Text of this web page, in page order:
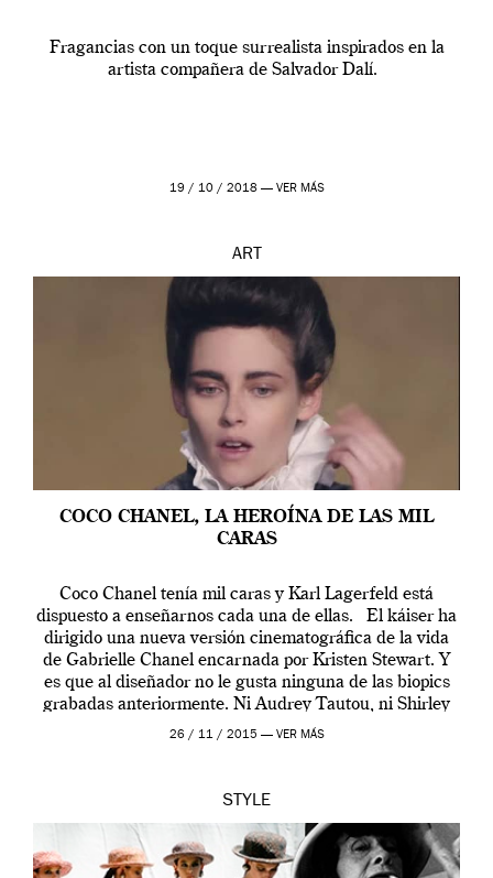
Fragancias con un toque surrealista inspirados en la
artista compañera de Salvador Dalí.
19 / 10 / 2018 — VER MÁS
ART
COCO CHANEL, LA HEROÍNA DE LAS MIL
CARAS
Coco Chanel tenía mil caras y Karl Lagerfeld está
dispuesto a enseñarnos cada una de ellas. El káiser ha
dirigido una nueva versión cinematográfica de la vida
de Gabrielle Chanel encarnada por Kristen Stewart. Y
es que al diseñador no le gusta ninguna de las biopics
grabadas anteriormente. Ni Audrey Tautou, ni Shirley
McLaine ni ninguna otra. A él […]
26 / 11 / 2015 — VER MÁS
STYLE